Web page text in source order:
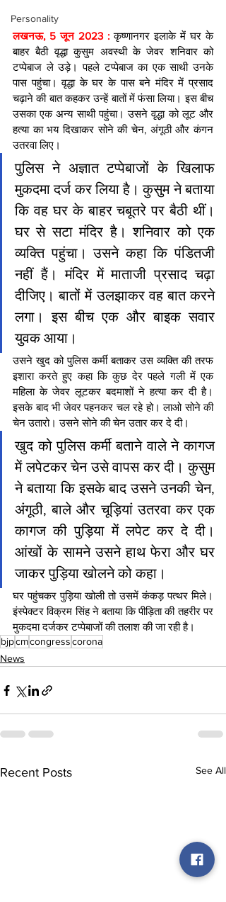
Personality
लखनऊ, 5 जून 2023 : कृष्णानगर इलाके में घर के
बाहर बैठी वृद्धा कुसुम अवस्थी के जेवर शनिवार को
टप्पेबाज ले उड़े। पहले टप्पेबाज का एक साथी उनके
पास पहुंचा। वृद्धा के घर के पास बने मंदिर में प्रसाद
चढ़ाने की बात कहकर उन्हें बातों में फंसा लिया। इस बीच
उसका एक अन्य साथी पहुंचा। उसने वृद्धा को लूट और
हत्या का भय दिखाकर सोने की चेन, अंगूठी और कंगन
उतरवा लिए।
पुलिस ने अज्ञात टप्पेबाजों के खिलाफ
मुकदमा दर्ज कर लिया है। कुसुम ने बताया
कि वह घर के बाहर चबूतरे पर बैठी थीं।
घर से सटा मंदिर है। शनिवार को एक
व्यक्ति पहुंचा। उसने कहा कि पंडितजी
नहीं हैं। मंदिर में माताजी प्रसाद चढ़ा
दीजिए। बातों में उलझाकर वह बात करने
लगा। इस बीच एक और बाइक सवार
युवक आया।
उसने खुद को पुलिस कर्मी बताकर उस व्यक्ति की तरफ
इशारा करते हुए कहा कि कुछ देर पहले गली में एक
महिला के जेवर लूटकर बदमाशों ने हत्या कर दी है।
इसके बाद भी जेवर पहनकर चल रहे हो। लाओ सोने की
चेन उतारो। उसने सोने की चेन उतार कर दे दी।
खुद को पुलिस कर्मी बताने वाले ने कागज
में लपेटकर चेन उसे वापस कर दी। कुसुम
ने बताया कि इसके बाद उसने उनकी चेन,
अंगूठी, बाले और चूड़ियां उतरवा कर एक
कागज की पुड़िया में लपेट कर दे दी।
आंखों के सामने उसने हाथ फेरा और घर
जाकर पुड़िया खोलने को कहा।
घर पहुंचकर पुड़िया खोली तो उसमें कंकड़ पत्थर मिले।
इंस्पेक्टर विक्रम सिंह ने बताया कि पीड़िता की तहरीर पर
मुकदमा दर्जकर टप्पेबाजों की तलाश की जा रही है।
bjpcmcongresscorona
News
Recent Posts See All